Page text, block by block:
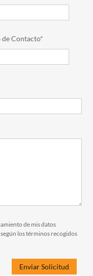
de Contacto*
de mis datos
los términos recogidos